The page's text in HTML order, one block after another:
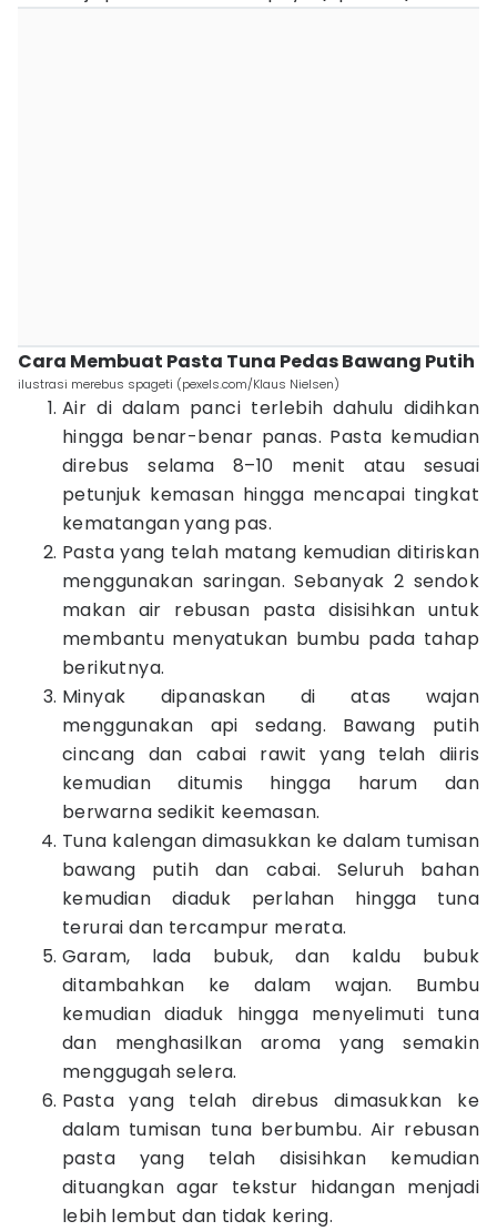
Cara Membuat Pasta Tuna Pedas Bawang Putih
ilustrasi merebus spageti (pexels.com/Klaus Nielsen)
Air di dalam panci terlebih dahulu didihkan
hingga benar-benar panas. Pasta kemudian
direbus selama 8–10 menit atau sesuai
petunjuk kemasan hingga mencapai tingkat
kematangan yang pas.
Pasta yang telah matang kemudian ditiriskan
menggunakan saringan. Sebanyak 2 sendok
makan air rebusan pasta disisihkan untuk
membantu menyatukan bumbu pada tahap
berikutnya.
Minyak dipanaskan di atas wajan
menggunakan api sedang. Bawang putih
cincang dan cabai rawit yang telah diiris
kemudian ditumis hingga harum dan
berwarna sedikit keemasan.
Tuna kalengan dimasukkan ke dalam tumisan
bawang putih dan cabai. Seluruh bahan
kemudian diaduk perlahan hingga tuna
terurai dan tercampur merata.
Garam, lada bubuk, dan kaldu bubuk
ditambahkan ke dalam wajan. Bumbu
kemudian diaduk hingga menyelimuti tuna
dan menghasilkan aroma yang semakin
menggugah selera.
Pasta yang telah direbus dimasukkan ke
dalam tumisan tuna berbumbu. Air rebusan
pasta yang telah disisihkan kemudian
dituangkan agar tekstur hidangan menjadi
lebih lembut dan tidak kering.